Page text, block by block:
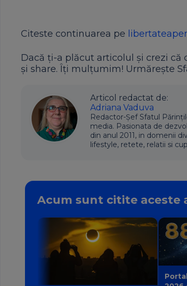
Citeste continuarea pe
Dacă ți-a plăcut articolul și crezi
și share. Îți mulțumim! Urmărește
Articol redactat de:
Adriana Vaduva
Redactor-Șef Sfatul
media. Pasionata de
din anul 2011, in domenii
lifestyle, retete, relatii si
Acum sunt citite aceste